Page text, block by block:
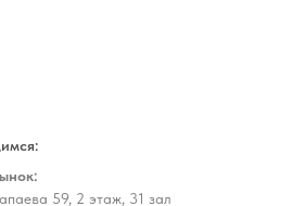
59, 2 этаж, 31 зал